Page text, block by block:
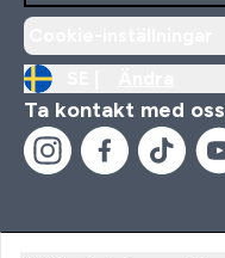
Ta kontakt med oss